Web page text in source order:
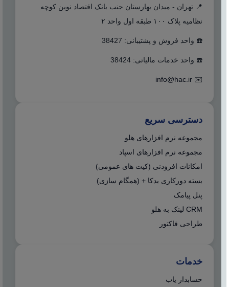
📍 تهران - میدان بهارستان جنب بانک اقتصاد نوین کوچه
نظامیه پلاک ۱۰۰ طبقه اول واحد ۲
☎️ واحد فروش و پشتیبانی: 38427
☎️ واحد خدمات مالیاتی: 38424
✉️
info@hac.ir
دسترسی سریع
مجموعه نرم افزارهای هلو
مجموعه نرم افزارهای اسپاد
امکانات افزودنی (کیت های عمومی)
بسته دورکاری بدکا + (همگام سازی)
پنل پیامک
CRM لینک به هلو
طراحی فاکتور
خدمات
حسابدار یاب